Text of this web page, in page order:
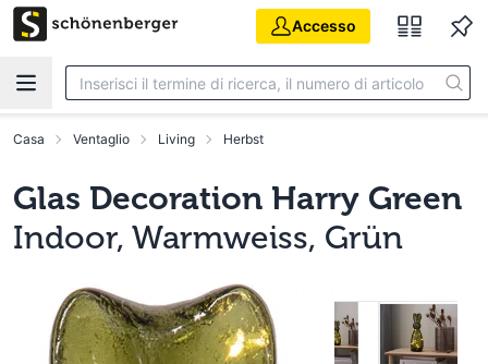
Vai al contenuto principale
Accesso
Casa Ventaglio Living Herbst
Glas Decoration Harry Green
Indoor, Warmweiss, Grün